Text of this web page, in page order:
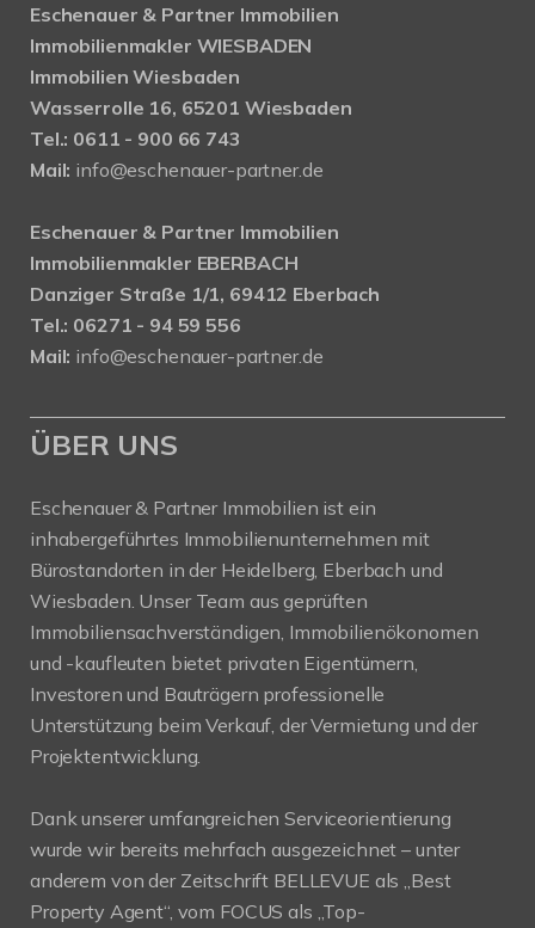
Eschenauer & Partner Immobilien
Immobilienmakler WIESBADEN
Immobilien Wiesbaden
Wasserrolle 16, 65201 Wiesbaden
Tel.: 0611 - 900 66 743
Mail: info@eschenauer-partner.de
Eschenauer & Partner Immobilien
Immobilienmakler EBERBACH
Danziger Straße 1/1, 69412 Eberbach
Tel.: 06271 - 94 59 556
Mail: info@eschenauer-partner.de
ÜBER UNS
Eschenauer & Partner Immobilien ist ein
inhabergeführtes Immobilienunternehmen mit
Bürostandorten in der Heidelberg, Eberbach und
Wiesbaden. Unser Team aus geprüften
Immobiliensachverständigen, Immobilienökonomen
und -kaufleuten bietet privaten Eigentümern,
Investoren und Bauträgern professionelle
Unterstützung beim Verkauf, der Vermietung und der
Projektentwicklung.
Dank unserer umfangreichen Serviceorientierung
wurde wir bereits mehrfach ausgezeichnet – unter
anderem von der Zeitschrift BELLEVUE als „Best
Property Agent“, vom FOCUS als „Top-